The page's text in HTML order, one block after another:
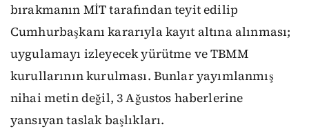
bırakmanın MİT tarafından teyit edilip
Cumhurbaşkanı kararıyla kayıt altına alınması;
uygulamayı izleyecek yürütme ve TBMM
kurullarının kurulması. Bunlar yayımlanmış
nihai metin değil, 3 Ağustos haberlerine
yansıyan taslak başlıkları.